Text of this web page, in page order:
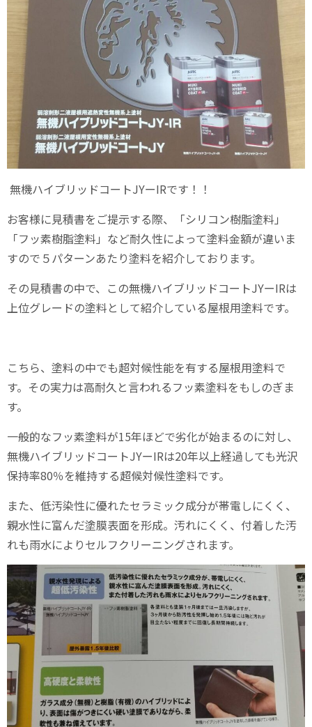
無機ハイブリッドコートJYーIRです！！
お客様に見積書をご提示する際、「シリコン樹脂塗料」
「フッ素樹脂塗料」など耐久性によって塗料金額が違いま
すので５パターンあたり塗料を紹介しております。
その見積書の中で、この無機ハイブリッドコートJYーIRは
上位グレードの塗料として紹介している屋根用塗料です。
こちら、塗料の中でも超対候性能を有する屋根用塗料で
す。その実力は高耐久と言われるフッ素塗料をもしのぎま
す。
一般的なフッ素塗料が15年ほどで劣化が始まるのに対し、
無機ハイブリッドコートJYーIRは20年以上経過しても光沢
保持率80％を維持する超候対候性塗料です。
また、低汚染性に優れたセラミック成分が帯電しにくく、
親水性に富んだ塗膜表面を形成。汚れにくく、付着した汚
れも雨水によりセルフクリーニングされます。